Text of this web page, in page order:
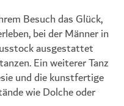
Besuch das Glück,
bei der Männer in
ausgestattet
Ein weiterer Tanz
und die kunstfertige
wie Dolche oder